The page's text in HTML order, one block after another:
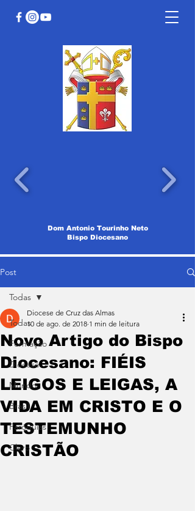
Dom Antonio Tourinho Neto
Bispo Diocesano
Post
Todas
Formação
Diocese
Mundo
Brasil
Paróquias
Clero
Todas
Novo Artigo do Bispo
Diocesano: FIÉIS
LEIGOS E LEIGAS, A
VIDA EM CRISTO E O
TESTEMUNHO
CRISTÃO
Diocese de Cruz das Almas
10 de ago. de 2018 1 min de leitura